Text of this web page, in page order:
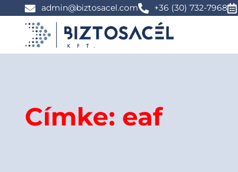
admin@biztosacel.com +36 (30) 732-7968
Címke: eaf